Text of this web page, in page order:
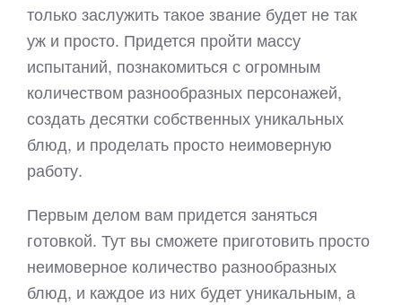
только заслужить такое звание будет не так
уж и просто. Придется пройти массу
испытаний, познакомиться с огромным
количеством разнообразных персонажей,
создать десятки собственных уникальных
блюд, и проделать просто неимоверную
работу.
Первым делом вам придется заняться
готовкой. Тут вы сможете приготовить просто
неимоверное количество разнообразных
блюд, и каждое из них будет уникальным, а